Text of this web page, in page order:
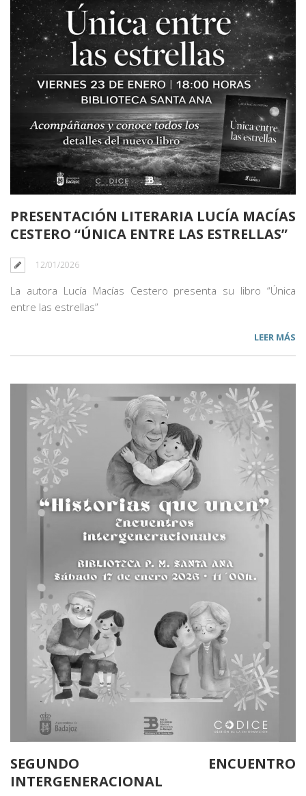
PRESENTACIÓN LITERARIA LUCÍA MACÍAS
CESTERO “ÚNICA ENTRE LAS ESTRELLAS”
12/01/2026
La autora Lucía Macías Cestero presenta su libro “Única
entre las estrellas”
LEER MÁS
SEGUNDO ENCUENTRO
INTERGENERACIONAL